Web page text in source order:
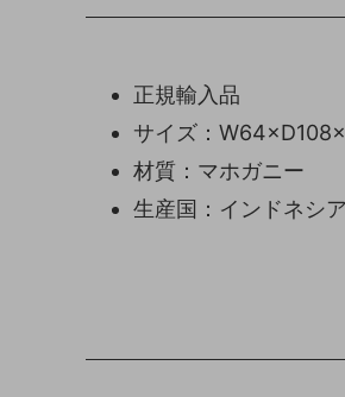
正規輸入品
サイズ：
材質：マホガニー
生産国：インドネシア